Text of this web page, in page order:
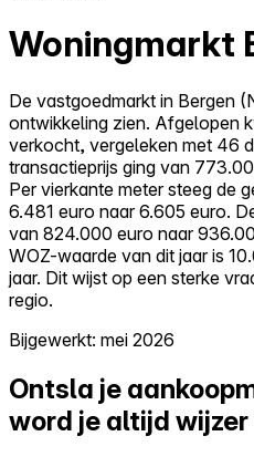
Woningmarkt
De vastgoedmarkt in Bergen
ontwikkeling zien. Afgelopen
verkocht, vergeleken met 46
transactieprijs ging van
Per vierkante meter steeg de
6.481 euro naar 6.605 euro.
van 824.000 euro naar
WOZ-waarde van dit jaar is
jaar. Dit wijst op een sterke
regio.
Bijgewerkt: mei 2026
Ontsla je
word je altijd wijzer